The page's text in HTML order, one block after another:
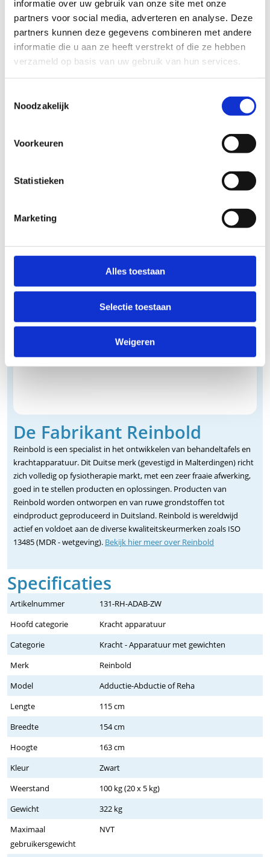
informatie over uw gebruik van onze site met onze
partners voor social media, adverteren en analyse. Deze
partners kunnen deze gegevens combineren met andere
informatie die u aan ze heeft verstrekt of die ze hebben
verzameld op basis van uw gebruik van hun services.
Noodzakelijk
Voorkeuren
Statistieken
Marketing
Alles toestaan
Selectie toestaan
Weigeren
De Fabrikant Reinbold
Reinbold is een specialist in het ontwikkelen van behandeltafels en
krachtapparatuur. Dit Duitse merk (gevestigd in Malterdingen) richt
zich volledig op fysiotherapie markt, met een zeer fraaie afwerking,
goed in te stellen producten en oplossingen. Producten van
Reinbold worden ontworpen en van ruwe grondstoffen tot
eindproduct geproduceerd in Duitsland. Reinbold is wereldwijd
actief en voldoet aan de diverse kwaliteitskeurmerken zoals ISO
13485 (MDR - wetgeving). Bekijk hier meer over Reinbold
Specificaties
Artikelnummer
131-RH-ADAB-ZW
Hoofd categorie
Kracht apparatuur
Categorie
Kracht - Apparatuur met gewichten
Merk
Reinbold
Model
Adductie-Abductie of Reha
Lengte
115 cm
Breedte
154 cm
Hoogte
163 cm
Kleur
Zwart
Weerstand
100 kg (20 x 5 kg)
Gewicht
322 kg
Maximaal
gebruikersgewicht
NVT